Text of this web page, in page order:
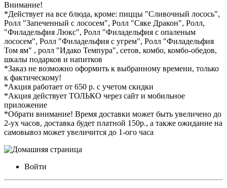
Внимание!
*Действует на все блюда, кроме: пиццы "Сливочный лосось",
Ролл "Запеченный с лососем", Ролл "Сяке Дракон", Ролл,
"Филадельфия Люкс", Ролл "Филадельфия с опаленым
лососем", Ролл "Филадельфия с угрем", Ролл "Филадельфия
Том ям" , ролл "Идако Темпура", сетов, комбо, комбо-обедов,
шкалы подарков и напитков
*Заказ не возможно оформить к выбранному времени, только
к фактическому!
*Акция работает от 650 р. с учетом скидки
*Акция действует ТОЛЬКО через сайт и мобильное
приложение
*Обрати внимание! Время доставки может быть увеличено до
2-ух часов, доставка будет платной 150р., а также ожидание на
самовывоз может увеличится до 1-ого часа
Войти